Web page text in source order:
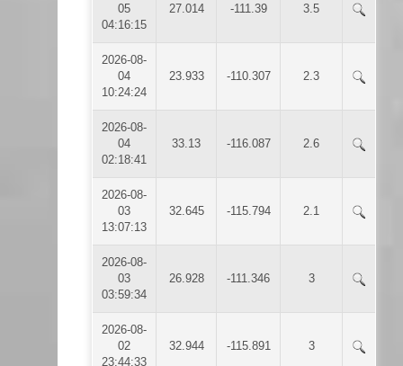
05
04:16:15
27.014 -111.39 3.5
2026-08-
04
10:24:24
23.933 -110.307 2.3
2026-08-
04
02:18:41
33.13 -116.087 2.6
2026-08-
03
13:07:13
32.645 -115.794 2.1
2026-08-
03
03:59:34
26.928 -111.346 3
2026-08-
02
23:44:33
32.944 -115.891 3